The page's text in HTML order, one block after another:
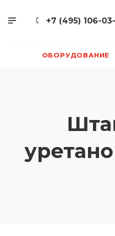
+7 (495) 106-
ОБОРУДОВАНИЕ